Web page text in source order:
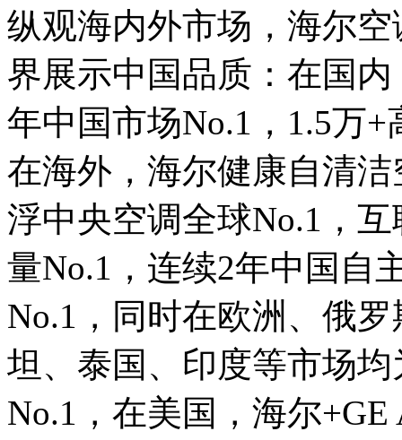
纵观海内外市场，海尔
界展示中国品质：在国
年中国市场No.1，1.5万
在海外，海尔健康自清
浮中央空调全球No.1，
量No.1，连续2年中国自
No.1，同时在欧洲、俄
坦、泰国、印度等市场
No.1，在美国，海尔+GE